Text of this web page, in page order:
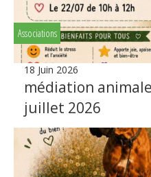
Associations
18 Juin 2026
médiation
juillet 2026